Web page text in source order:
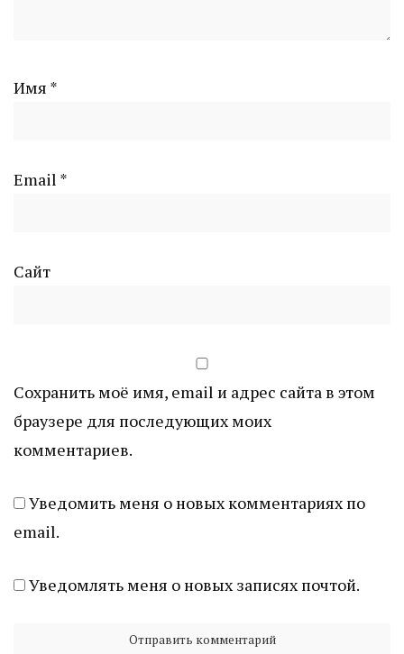
Имя *
Email *
Сайт
Сохранить моё имя, email и адрес сайта в этом
браузере для последующих моих
комментариев.
Уведомить меня о новых комментариях по
email.
Уведомлять меня о новых записях почтой.